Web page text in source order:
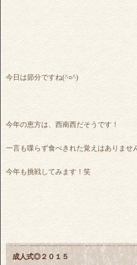
今日は節分ですね(^○^)
今年の恵方は、西南西だそうです！
一言も喋らず食べきれた覚えはありませ
今年も挑戦してみます！笑
成人式◎２０１５